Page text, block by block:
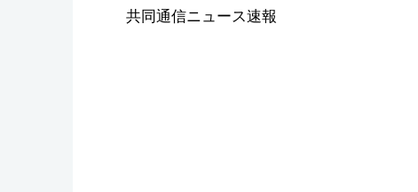
共同通信ニュース速報